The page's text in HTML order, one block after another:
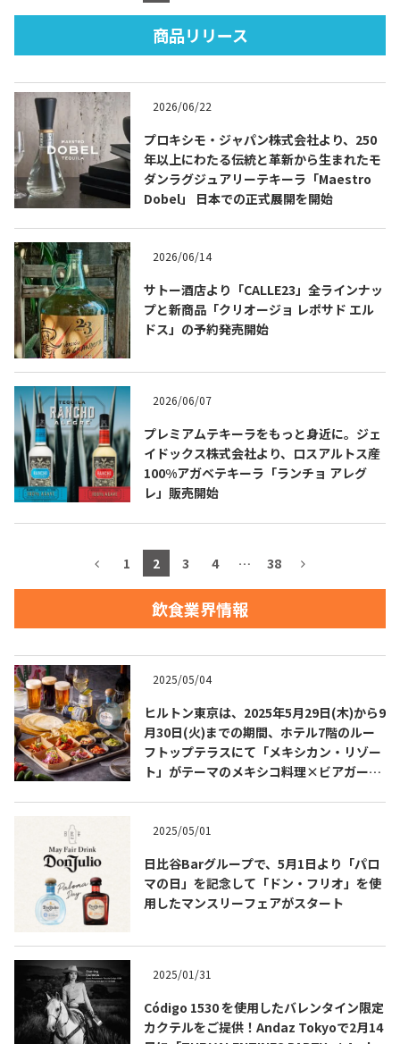
テキーラマーケット
メキシコ料理
メキシコの記念日 トピックス
イベント一覧
テキーラ・メスカルが 飲めるバー
＆レストラン
お問合せ
COPYRIGHT © JUAST All rights reserved.
商品リリース
2026/06/22
プロキシモ・ジャパン株式会社より、250
年以上にわたる伝統と革新から生まれたモ
ダンラグジュアリーテキーラ「Maestro
Dobel」 日本での正式展開を開始
2026/06/14
サトー酒店より「CALLE23」全ラインナッ
プと新商品「クリオージョ レポサド エル
ドス」の予約発売開始
2026/06/07
プレミアムテキーラをもっと身近に。ジェ
イドックス株式会社より、ロスアルトス産
100%アガベテキーラ「ランチョ アレグ
レ」販売開始
1 2 3 4 … 38
飲食業界情報
2025/05/04
ヒルトン東京は、2025年5月29日(木)から9
月30日(火)までの期間、ホテル7階のルー
フトップテラスにて「メキシカン・リゾー
ト」がテーマのメキシコ料理×ビアガーデ
2025/05/01
日比谷Barグループで、5月1日より「パロ
マの日」を記念して「ドン・フリオ」を使
用したマンスリーフェアがスタート
2025/01/31
Código 1530 を使用したバレンタイン限定
カクテルをご提供！Andaz Tokyoで2月14